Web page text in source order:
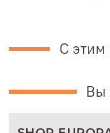
С этим
Вы